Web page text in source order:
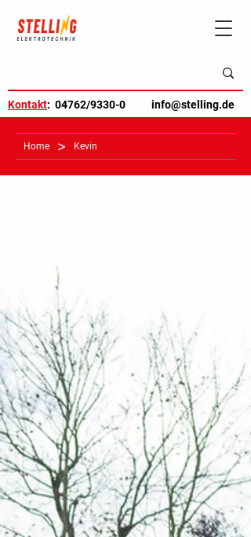
Kontakt: 04762/9330-0 info@stelling.de
Home > Kevin